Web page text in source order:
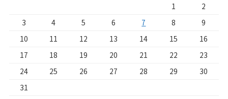
1
2
3
4 5 6 7 8
9
10
11 12 13 14 15
16
17
18 19 20 21 22
23
24
25 26 27 28 29
30
31